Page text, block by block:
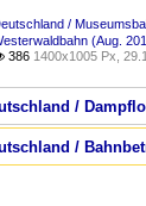
/
(Aug.
386 1400x1005 Px,
/
/